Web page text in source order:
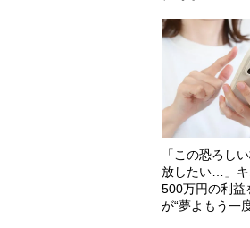
「この恐ろし
放したい…」
500万円の利益
が“夢よもう一